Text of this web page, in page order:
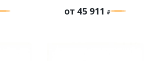
от 45 911